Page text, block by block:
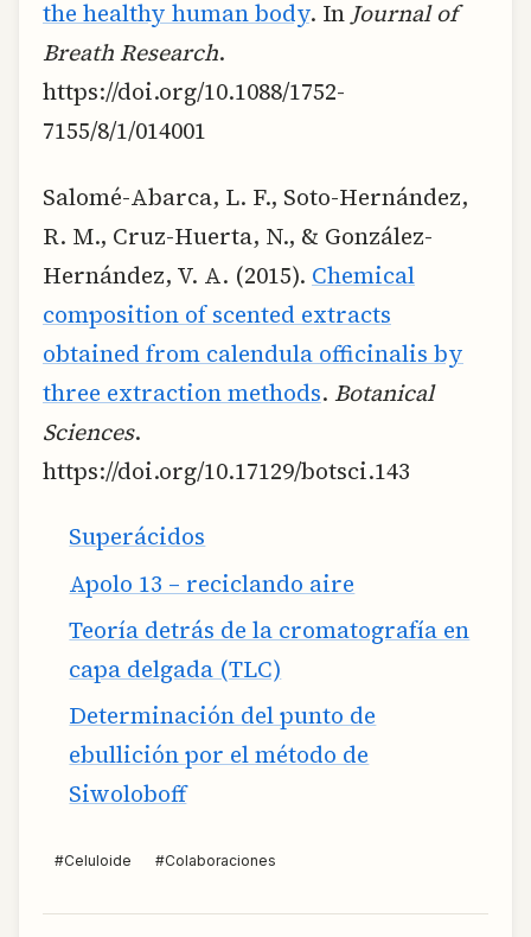
the healthy human body. InJournal of
Breath Research.
https://doi.org/10.1088/1752-
7155/8/1/014001
Salomé-Abarca, L. F., Soto-Hernández,
R. M., Cruz-Huerta, N., & González-
Hernández, V. A. (2015). Chemical
composition of scented extracts
obtained from calendula officinalis by
three extraction methods. Botanical
Sciences.
https://doi.org/10.17129/botsci.143
Superácidos
Apolo 13 – reciclando aire
Teoría detrás de la cromatografía en
capa delgada (TLC)
Determinación del punto de
ebullición por el método de
Siwoloboff
#Celuloide #Colaboraciones